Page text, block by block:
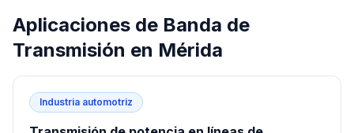
Aplicaciones de Banda de
Transmisión en Mérida
Industria automotriz